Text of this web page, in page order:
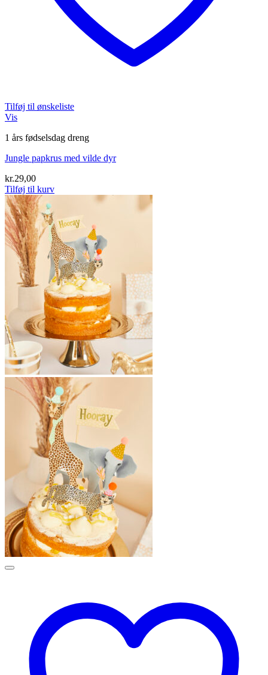
Tilføj til ønskeliste
Vis
1 års fødselsdag dreng
Jungle papkrus med vilde dyr
kr.29,00
Tilføj til kurv